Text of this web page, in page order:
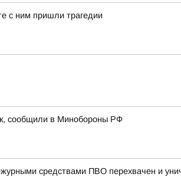
с ним пришли трагедии
сообщили в Минобороны РФ
средствами ПВО перехвачен и